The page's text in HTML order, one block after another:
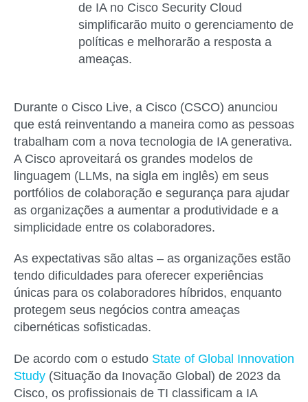
de IA no Cisco Security Cloud
simplificarão muito o gerenciamento de
políticas e melhorarão a resposta a
ameaças.
Durante o Cisco Live, a Cisco (CSCO) anunciou
que está reinventando a maneira como as pessoas
trabalham com a nova tecnologia de IA generativa.
A Cisco aproveitará os grandes modelos de
linguagem (LLMs, na sigla em inglês) em seus
portfólios de colaboração e segurança para ajudar
as organizações a aumentar a produtividade e a
simplicidade entre os colaboradores.
As expectativas são altas – as organizações estão
tendo dificuldades para oferecer experiências
únicas para os colaboradores híbridos, enquanto
protegem seus negócios contra ameaças
cibernéticas sofisticadas.
De acordo com o estudo State of Global Innovation
Study (Situação da Inovação Global) de 2023 da
Cisco, os profissionais de TI classificam a IA